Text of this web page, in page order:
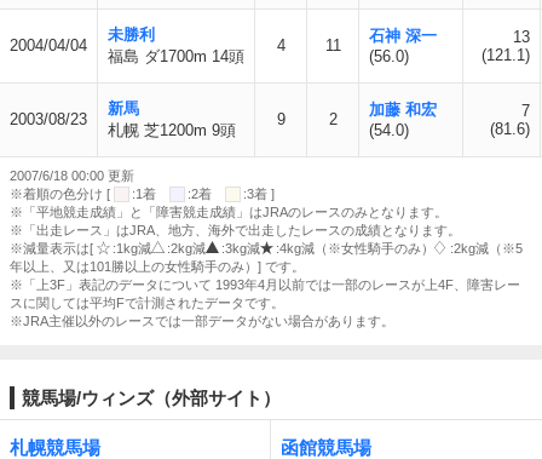
2004/04/04
未勝利
福島 ダ1700m 14頭
4 11
石神 深一
(56.0)
13
(121.1)
2003/08/23
新馬
札幌 芝1200m 9頭
9 2
加藤 和宏
(54.0)
7
(81.6)
2007/6/18 00:00 更新
※着順の色分け [
:1着 :2着
:3着 ]
※「平地競走成績」と「障害競走成績」はJRAのレースのみとなります。
※「出走レース」はJRA、地方、海外で出走したレースの成績となります。
※減量表示は[
:1kg減 :2kg減 :3kg減 :4kg減（※女性騎手のみ）
:2kg減（※5
年以上、又は101勝以上の女性騎手のみ）] です。
※「上3F」表記のデータについて 1993年4月以前では一部のレースが上4F、障害レー
スに関しては平均Fで計測されたデータです。
※JRA主催以外のレースでは一部データがない場合があります。
競馬場/ウィンズ（外部サイト）
札幌競馬場 函館競馬場